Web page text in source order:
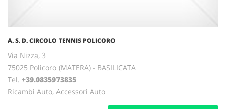
A. S. D. CIRCOLO TENNIS POLICORO
Via Nizza, 3
75025 Policoro (MATERA) - BASILICATA
Tel. +39.0835973835
Ricambi Auto, Accessori Auto